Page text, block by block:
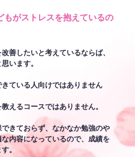
もがストレスを抱えているの
善したいと考えているならば、
います。
ている人向けではありません
えるコースではありません。
きておらず、なかなか勉強のや
内容になっているので、成績を
。